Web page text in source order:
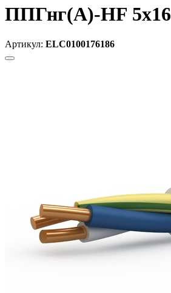
ППГнг(А)-HF 5х16
Артикул: ELC0100176186